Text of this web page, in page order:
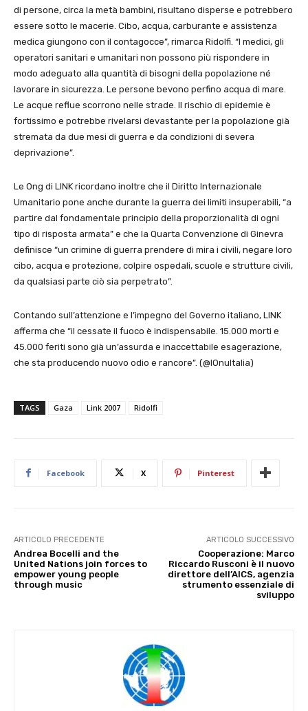
di persone, circa la metà bambini, risultano disperse e potrebbero
essere sotto le macerie. Cibo, acqua, carburante e assistenza
medica giungono con il contagocce”, rimarca Ridolfi. “I medici, gli
operatori sanitari e umanitari non possono più rispondere in
modo adeguato alla quantità di bisogni della popolazione né
lavorare in sicurezza. Le persone bevono perfino acqua di mare.
Le acque reflue scorrono nelle strade. Il rischio di epidemie è
fortissimo e potrebbe rivelarsi devastante per la popolazione già
stremata da due mesi di guerra e da condizioni di severa
deprivazione”.
Le Ong di LINK ricordano inoltre che il Diritto Internazionale
Umanitario pone anche durante la guerra dei limiti insuperabili, “a
partire dal fondamentale principio della proporzionalità di ogni
tipo di risposta armata” e che la Quarta Convenzione di Ginevra
definisce “un crimine di guerra prendere di mira i civili, negare loro
cibo, acqua e protezione, colpire ospedali, scuole e strutture civili,
da qualsiasi parte ciò sia perpetrato”.
Contando sull’attenzione e l’impegno del Governo italiano, LINK
afferma che “il cessate il fuoco è indispensabile. 15.000 morti e
45.000 feriti sono già un’assurda e inaccettabile esagerazione,
che sta producendo nuovo odio e rancore”. (@IOnuItalia)
TAGS Gaza Link 2007 Ridolfi
Facebook X Pinterest
ARTICOLO PRECEDENTE
Andrea Bocelli and the
United Nations join forces to
empower young people
through music
ARTICOLO SUCCESSIVO
Cooperazione: Marco
Riccardo Rusconi è il nuovo
direttore dell’AICS, agenzia
strumento essenziale di
sviluppo